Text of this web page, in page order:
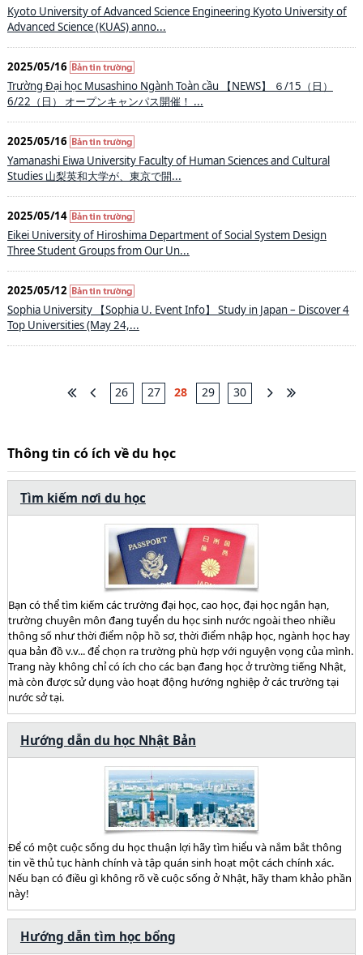
Kyoto University of Advanced Science Engineering Kyoto University of
Advanced Science (KUAS) anno...
2025/05/16
Trường Đại học Musashino Ngành Toàn cầu 【NEWS】 ６/15（日）
6/22（日） オープンキャンパス開催！ ...
2025/05/16
Yamanashi Eiwa University Faculty of Human Sciences and Cultural
Studies 山梨英和大学が、東京で開...
2025/05/14
Eikei University of Hiroshima Department of Social System Design
Three Student Groups from Our Un...
2025/05/12
Sophia University 【Sophia U. Event Info】 Study in Japan – Discover 4
Top Universities (May 24,...
26 27 28 29 30
Thông tin có ích về du học
Tìm kiếm nơi du học
Bạn có thể tìm kiếm các trường đại học, cao học, đại học ngắn hạn,
trường chuyên môn đang tuyển du học sinh nước ngoài theo nhiều
thông số như thời điểm nộp hồ sơ, thời điểm nhập học, ngành học hay
qua bản đồ v.v... để chọn ra trường phù hợp với nguyện vọng của mình.
Trang này không chỉ có ích cho các bạn đang học ở trường tiếng Nhật,
mà còn được sử dụng vào hoạt động hướng nghiệp ở các trường tại
nước sở tại.
Hướng dẫn du học Nhật Bản
Để có một cuộc sống du học thuận lợi hãy tìm hiểu và nắm bắt thông
tin về thủ tục hành chính và tập quán sinh hoạt một cách chính xác.
Nếu bạn có điều gì không rõ về cuộc sống ở Nhật, hãy tham khảo phần
này!
Hướng dẫn tìm học bổng